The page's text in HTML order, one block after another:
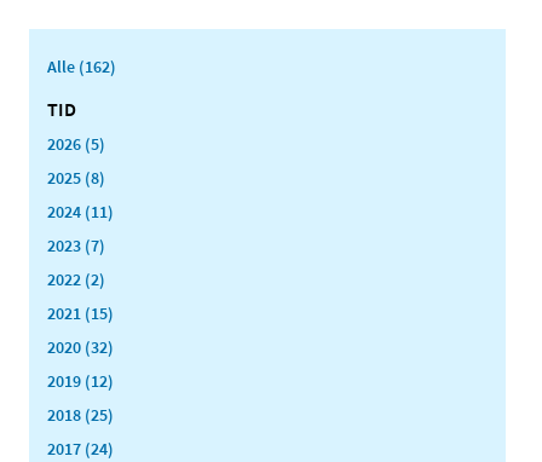
Alle (162)
TID
2026 (5)
2025 (8)
2024 (11)
2023 (7)
2022 (2)
2021 (15)
2020 (32)
2019 (12)
2018 (25)
2017 (24)